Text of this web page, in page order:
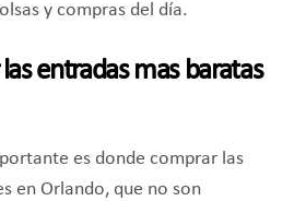
y compras del día.
entradas mas baratas
es donde comprar las
en Orlando, que no son